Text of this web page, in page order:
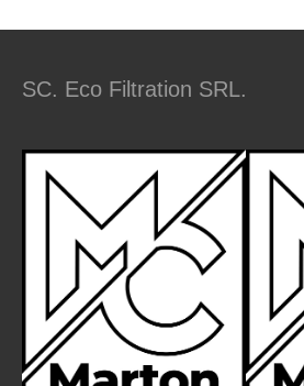
SC. Eco Filtration SRL.